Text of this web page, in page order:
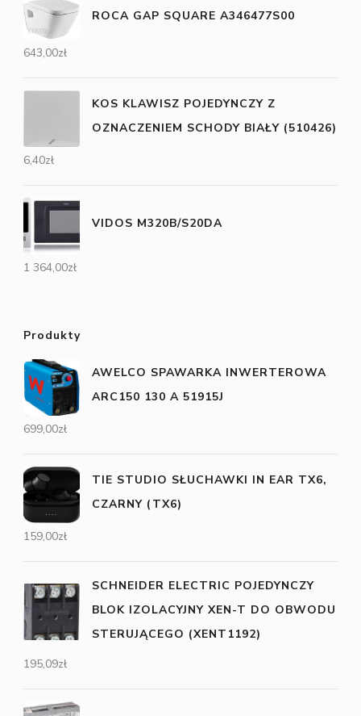
ROCA GAP SQUARE A346477S00
643,00zł
KOS KLAWISZ POJEDYNCZY Z
OZNACZENIEM SCHODY BIAŁY (510426)
6,40zł
VIDOS M320B/S20DA
1 364,00zł
Produkty
AWELCO SPAWARKA INWERTEROWA
ARC150 130 A 51915J
699,00zł
TIE STUDIO SŁUCHAWKI IN EAR TX6,
CZARNY (TX6)
159,00zł
SCHNEIDER ELECTRIC POJEDYNCZY
BLOK IZOLACYJNY XEN-T DO OBWODU
STERUJĄCEGO (XENT1192)
195,09zł